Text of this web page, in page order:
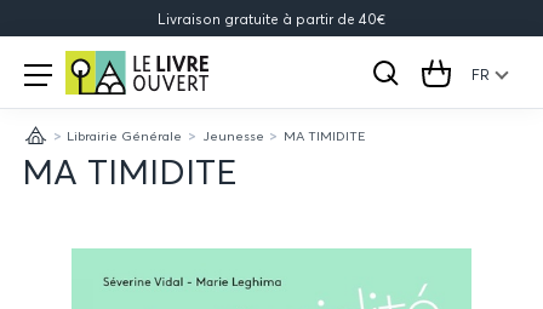
Livraison gratuite à partir de 40€
Le
Livre
Ouvert
Open
menu
Rechercher
Cart FR
AccueilLibrairie Générale Jeunesse MA TIMIDITE
MA TIMIDITE